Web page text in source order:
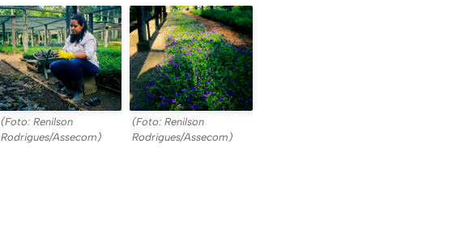
(Foto: Renilson
Rodrigues/Assecom)
(Foto: Renilson
Rodrigues/Assecom)